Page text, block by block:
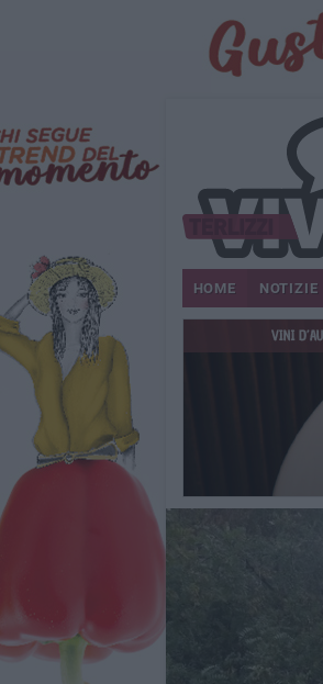
HOME NOTIZIE